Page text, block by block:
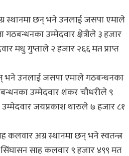
स्थानमा छन् भने उनलाई जसपा एमाले
उम्मेदवार क्षेत्रीले ३ हजार
मधु गुप्ताले २ हजार २६६ मत प्राप्त
भने उनलाई जसपा एमाले गठबन्धनका
उम्मेदवार शंकर चौधरीले ९
जयप्रकाश थारुले ७ हजार ८१
कलवार अग्र स्थानमा छन् भने स्वतन्त्र
साह कलवार ९ हजार ४९९ मत